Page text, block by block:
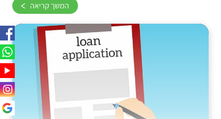
המשך קריאה